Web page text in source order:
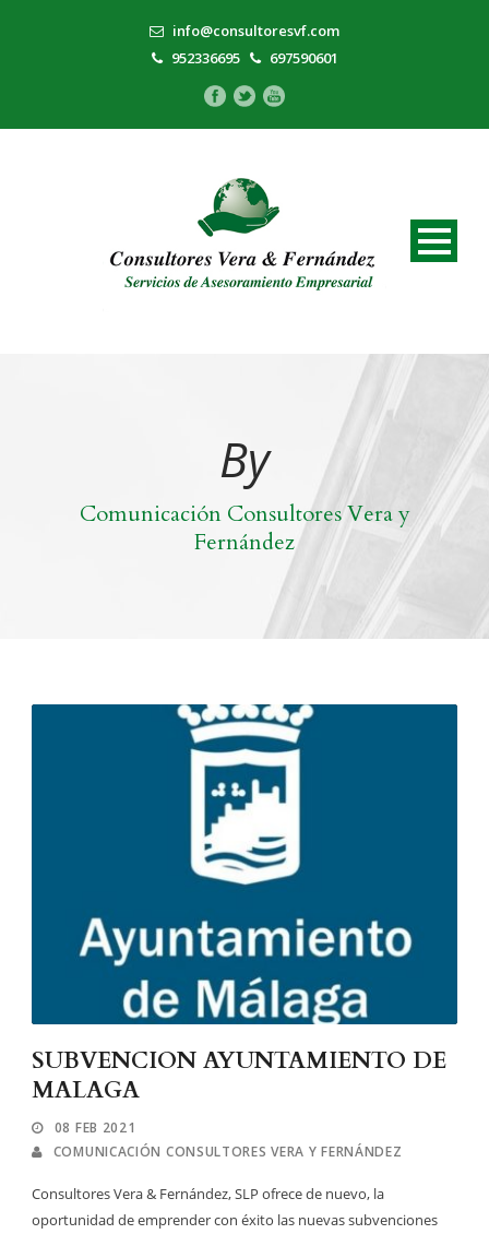
info@consultoresvf.com
952336695
697590601
By
Comunicación Consultores Vera y
Fernández
SUBVENCION AYUNTAMIENTO DE
MALAGA
08 FEB 2021
COMUNICACIÓN CONSULTORES VERA Y FERNÁNDEZ
Consultores Vera & Fernández, SLP ofrece de nuevo, la
oportunidad de emprender con éxito las nuevas subvenciones